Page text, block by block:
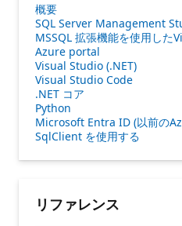
概要
SQL Server Management
MSSQL 拡張機能を使用した
Azure portal
Visual Studio (.NET)
Visual Studio Code
.NET コア
Python
Microsoft Entra ID (以前の
SqlClient を使用する
リファレンス